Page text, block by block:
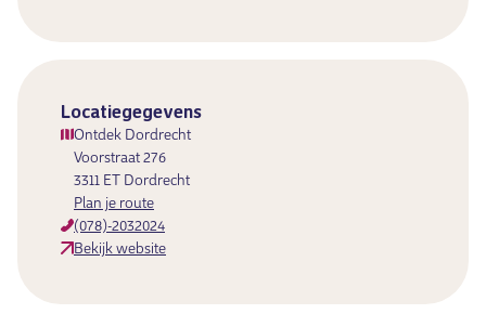
Locatiegegevens
Ontdek Dordrecht
Voorstraat 276
3311 ET Dordrecht
Plan je route
(078)-2032024
Bekijk website